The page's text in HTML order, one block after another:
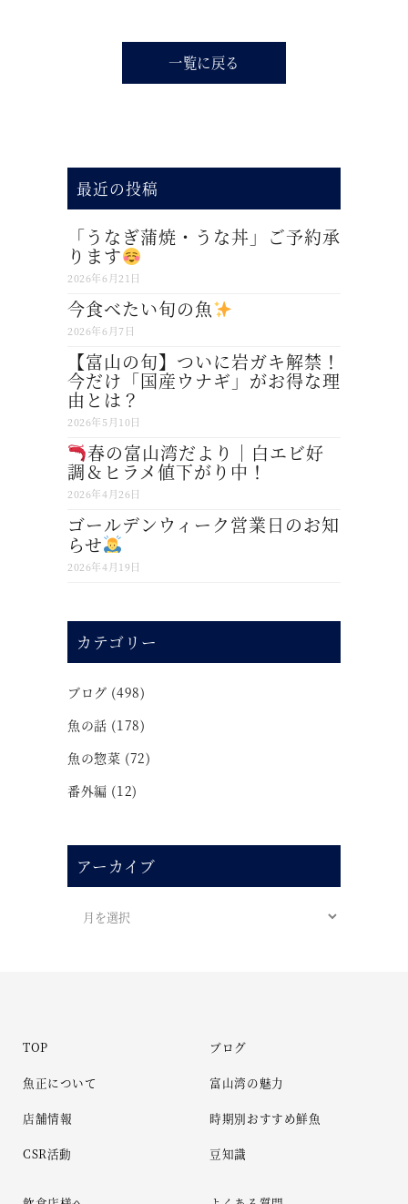
一覧に戻る
最近の投稿
「うなぎ蒲焼・うな丼」ご予約承
ります
2026年6月21日
今食べたい旬の魚
2026年6月7日
【富山の旬】ついに岩ガキ解禁！
今だけ「国産ウナギ」がお得な理
由とは？
2026年5月10日
春の富山湾だより｜白エビ好
調＆ヒラメ値下がり中！
2026年4月26日
ゴールデンウィーク営業日のお知
らせ
2026年4月19日
カテゴリー
ブログ (498)
魚の話 (178)
魚の惣菜 (72)
番外編 (12)
アーカイブ
TOP
魚正について
店舗情報
CSR活動
ブログ
富山湾の魅力
時期別おすすめ鮮魚
豆知識